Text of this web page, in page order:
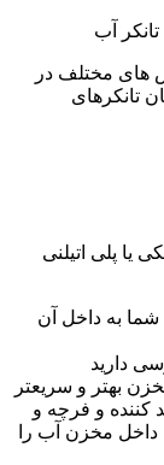
آب
های مختلف در
تانکرهای
یا پلی اتیلنی
به داخل آن
دارید
بهتر و سریعتر
کننده و فرچه و
مخزن آب را